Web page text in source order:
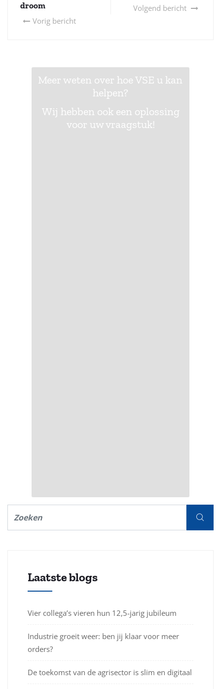
droom
Vorig bericht
Volgend bericht
Meer weten over hoe VSE u kan
helpen?
Wij hebben ook een oplossing
voor uw vraagstuk!
Laatste blogs
Vier collega’s vieren hun 12,5-jarig jubileum
Industrie groeit weer: ben jij klaar voor meer
orders?
De toekomst van de agrisector is slim en digitaal